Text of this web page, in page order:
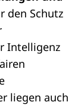
den Schutz
Intelligenz
liegen auch